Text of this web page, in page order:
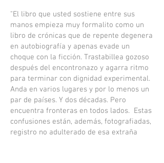
"El libro que usted sostiene entre sus
manos empieza muy formalito como un
libro de crónicas que de repente degenera
en autobiografía y apenas evade un
choque con la ficción. Trastabillea gozoso
después del encontronazo y agarra ritmo
para terminar con dignidad experimental.
Anda en varios lugares y por lo menos un
par de países. Y dos décadas. Pero
encuentra fronteras en todos lados. Estas
confusiones están, además, fotografiadas,
registro no adulterado de esa extraña